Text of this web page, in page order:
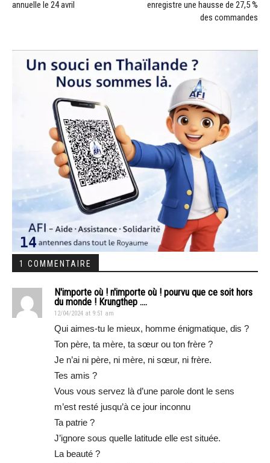
annuelle le 24 avril
enregistre une hausse de 27,5 %
des commandes
1 COMMENTAIRE
N'importe où ! n'importe où ! pourvu que ce soit hors
du monde ! Krungthep ....
12/04/2024 at 9:51 am
Qui aimes-tu le mieux, homme énigmatique, dis ?
Ton père, ta mère, ta sœur ou ton frère ?
Je n’ai ni père, ni mère, ni sœur, ni frère.
Tes amis ?
Vous vous servez là d’une parole dont le sens
m’est resté jusqu’à ce jour inconnu
Ta patrie ?
J’ignore sous quelle latitude elle est située.
La beauté ?